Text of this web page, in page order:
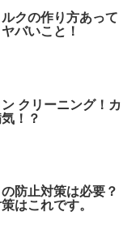
ルクの作り方あって
バいこと！
クリーニング！カ
！？
防止対策は必要？
はこれです。